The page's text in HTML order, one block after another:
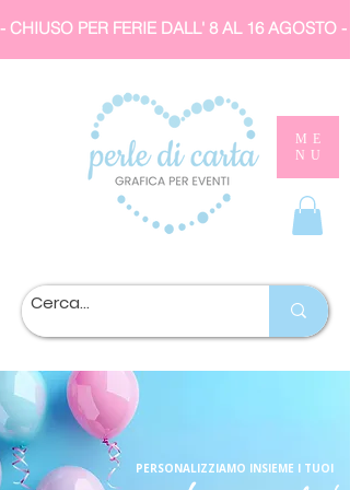
- CHIUSO PER FERIE DALL' 8 AL 16 AGOSTO
PERSONALIZZIAMO INSIEME I TUOI
ME
NU